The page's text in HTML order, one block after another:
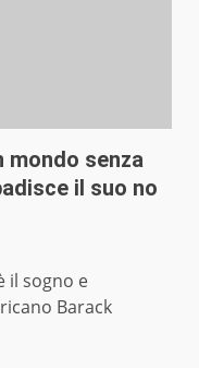
mondo senza
il suo no
il sogno e
Barack